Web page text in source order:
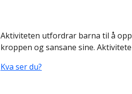
Aktiviteten utfordrar barna til å
kroppen og sansane sine.
Kva ser du?